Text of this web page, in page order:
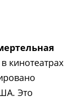
кинотеатрах
Это